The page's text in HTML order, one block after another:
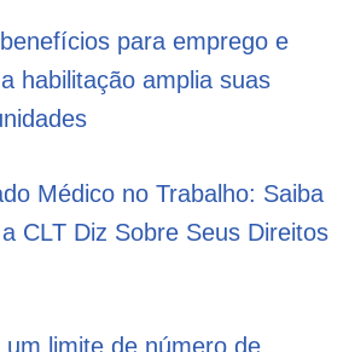
para emprego e
habilitação amplia suas
Médico no Trabalho: Saiba
CLT Diz Sobre Seus Direitos
um limite de número de